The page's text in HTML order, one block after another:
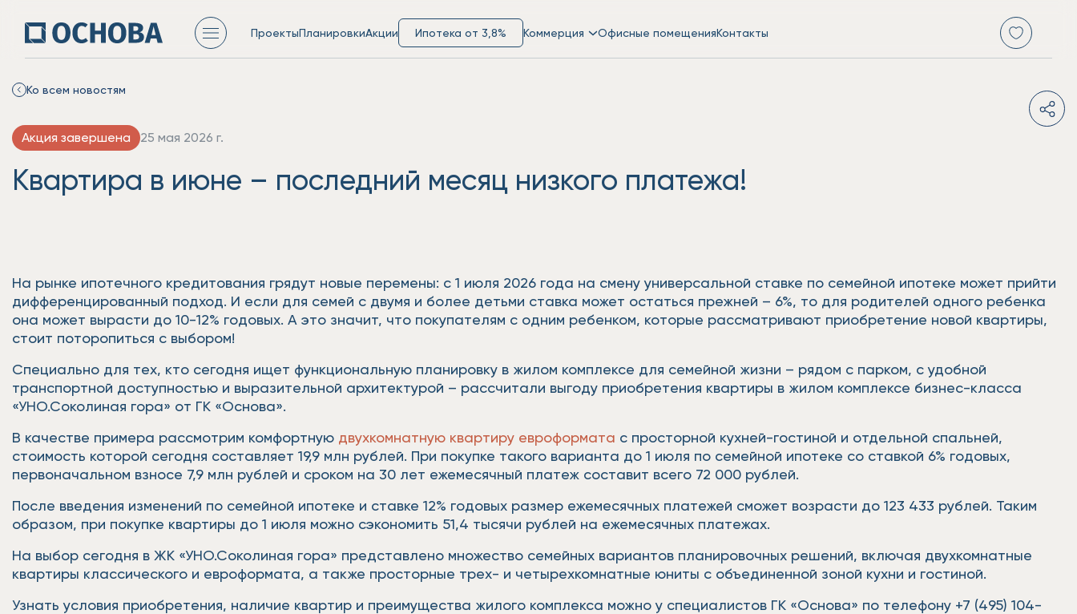
ПроектыПланировкиАкции Ипотека от 3,8% Коммерция Офисные помещенияКонтакты
Ко всем новостям
Акция завершена 25 мая 2026 г.
Квартира в июне – последний месяц низкого платежа!
На рынке ипотечного кредитования грядут новые перемены: с 1 июля 2026 года на смену универсальной ставке по семейной ипотеке может прийти
дифференцированный подход. И если для семей с двумя и более детьми ставка может остаться прежней – 6%, то для родителей одного ребенка
она может вырасти до 10-12% годовых. А это значит, что покупателям с одним ребенком, которые рассматривают приобретение новой квартиры,
стоит поторопиться с выбором!
Специально для тех, кто сегодня ищет функциональную планировку в жилом комплексе для семейной жизни – рядом с парком, с удобной
транспортной доступностью и выразительной архитектурой – рассчитали выгоду приобретения квартиры в жилом комплексе бизнес-класса
«УНО.Соколиная гора» от ГК «Основа».
В качестве примера рассмотрим комфортную двухкомнатную квартиру евроформата с просторной кухней-гостиной и отдельной спальней,
стоимость которой сегодня составляет 19,9 млн рублей. При покупке такого варианта до 1 июля по семейной ипотеке со ставкой 6% годовых,
первоначальном взносе 7,9 млн рублей и сроком на 30 лет ежемесячный платеж составит всего 72 000 рублей.
После введения изменений по семейной ипотеке и ставке 12% годовых размер ежемесячных платежей сможет возрасти до 123 433 рублей. Таким
образом, при покупке квартиры до 1 июля можно сэкономить 51,4 тысячи рублей на ежемесячных платежах.
На выбор сегодня в ЖК «УНО.Соколиная гора» представлено множество семейных вариантов планировочных решений, включая двухкомнатные
квартиры классического и евроформата, а также просторные трех- и четырехкомнатные юниты с объединенной зоной кухни и гостиной.
Узнать условия приобретения, наличие квартир и преимущества жилого комплекса можно у специалистов ГК «Основа» по телефону +7 (495) 104-